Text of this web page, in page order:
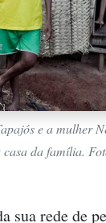
e a mulher
casa da família.
sua rede de